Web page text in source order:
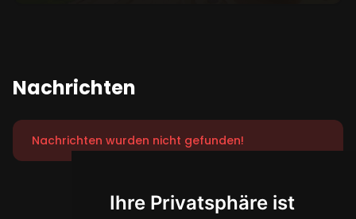
Ihre Privatsphäre ist
Nachrichten
Nachrichten wurden nicht gefunden!